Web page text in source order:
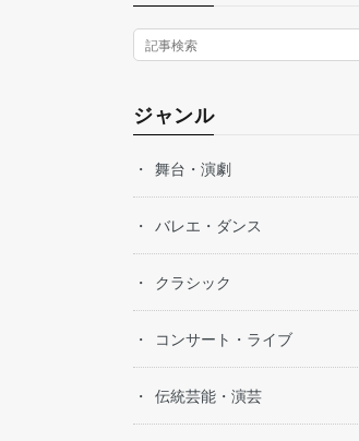
ジャンル
舞台・演劇
バレエ・ダンス
クラシック
コンサート・ライブ
伝統芸能・演芸